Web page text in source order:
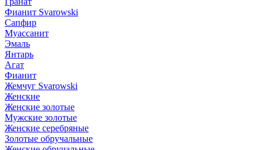
Фианит Svarowski
Сапфир
Муассанит
Эмаль
Янтарь
Агат
Фианит
Жемчуг Svarowski
Женские
Женские золотые
Мужские золотые
Женские серебряные
Золотые обручальные